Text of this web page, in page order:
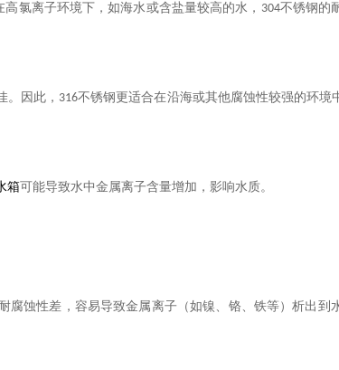
氯离子环境下，如海水或含盐量较高的水， 304不锈钢的
。因此， 316不锈钢更适合在沿海或其他腐蚀性较强的环境
箱可能导致水中金属离子含量增加，影响水质。
腐蚀性差，容易导致金属离子（如镍、铬、铁等）析出到